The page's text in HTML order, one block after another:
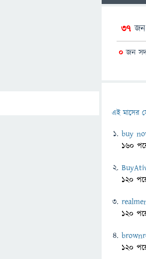
37জন
0জন
এই মাসের
buy
160
120
120
120